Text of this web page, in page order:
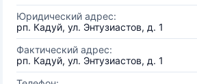
Юридический адрес:
рп. Кадуй, ул. Энтузиастов, д. 1
Фактический адрес:
рп. Кадуй, ул. Энтузиастов, д. 1